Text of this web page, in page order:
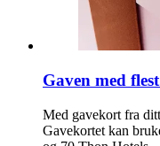
Gaven med
Med gavekort fra
Gavekortet kan